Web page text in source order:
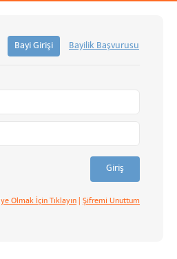
Bayi Girişi Bayilik Başvurusu
Olmak İçin Tıklayın |Şifremi Unuttum